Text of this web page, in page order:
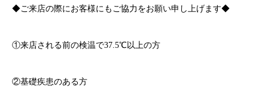
◆ご来店の際にお客様にもご協力をお願い申し上げます◆
①来店される前の検温で37.5℃以上の方
②基礎疾患のある方